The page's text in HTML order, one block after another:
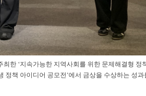
한 ‘지속가능한 지역사회를 위한 문제해결형
정책 아이디어 공모전’에서 금상을 수상하는 성